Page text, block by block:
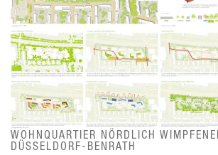
WOHNQUARTIER NÖRDLICH
ÜSSELDORF-BENRATH